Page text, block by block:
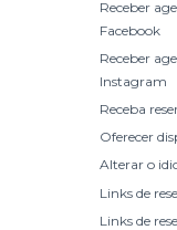
Receber
Facebook
Receber
Instagram
Receba
Oferecer
Alterar o
Links de
Links de